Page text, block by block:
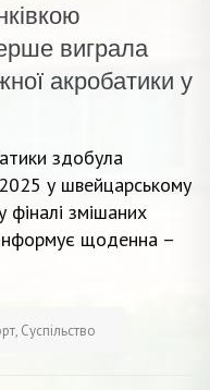
виграла
акробатики у
здобула
у швейцарському
фіналі змішаних
щоденна –
, Суспільство